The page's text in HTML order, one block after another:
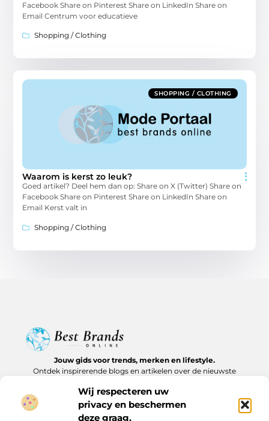
Wij respecteren uw
privacy en beschermen
deze graag.
Facebook Share on Pinterest Share on LinkedIn Share on
Email Centrum voor educatieve
Shopping / Clothing
SHOPPING / CLOTHING
Waarom is kerst zo leuk?
Goed artikel? Deel hem dan op: Share on X (Twitter) Share on
Facebook Share on Pinterest Share on LinkedIn Share on
Email Kerst valt in
Shopping / Clothing
Jouw gids voor trends, merken en lifestyle.
Ontdek inspirerende blogs en artikelen over de nieuwste
Bericht categorie